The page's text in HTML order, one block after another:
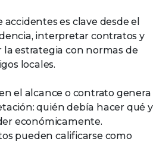
es clave desde el
interpretar contratos y
la estrategia con normas de
locales.
el alcance o contrato genera
quién debía hacer qué y
económicamente.
pueden calificarse como